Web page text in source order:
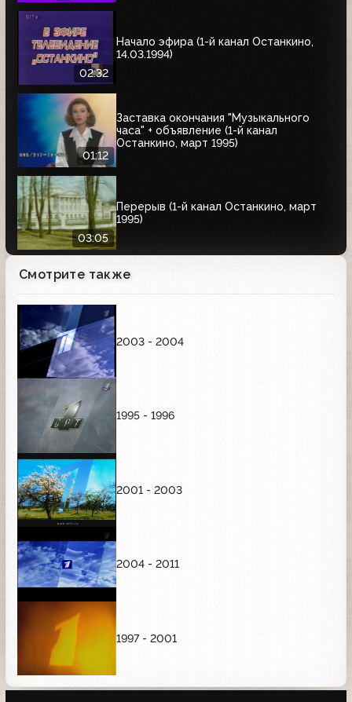
02:32
Начало эфира (1-й канал Останкино,
14.03.1994)
01:12
Заставка окончания "Музыкального
часа" + объявление (1-й канал
Останкино, март 1995)
03:05
Перерыв (1-й канал Останкино, март
1995)
Смотрите также
2003 - 2004
1995 - 1996
2001 - 2003
2004 - 2011
1997 - 2001